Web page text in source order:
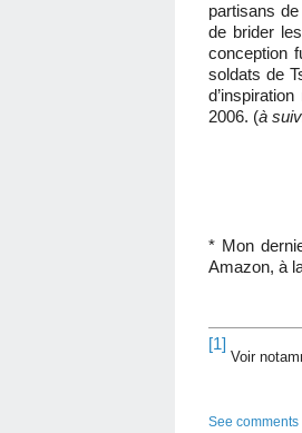
partisans
de brider
conception
soldats de
2006. (à
* Mon
Amazon, à
[1]
Voir
See comments